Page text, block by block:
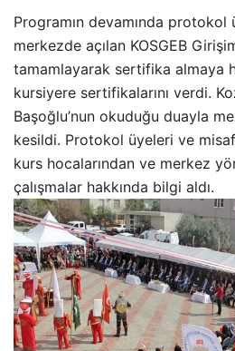
Programın devamında
merkezde açılan KOSGEB
tamamlayarak sertifika almaya
kursiyere sertifikalarını verdi.
Başoğlu’nun okuduğu duayla
kesildi. Protokol üyeleri ve
kurs hocalarından ve merkez
çalışmalar hakkında bilgi aldı.